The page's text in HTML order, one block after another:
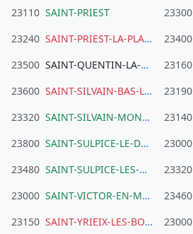
23110 SAINT-PRIEST 23300
23240 SAINT-PRIEST-LA-PLAINE 23400
23500 SAINT-QUENTIN-LA-CHABANNE 23160
23600 SAINT-SILVAIN-BAS-LE-ROC 23190
23320 SAINT-SILVAIN-MONTAIGUT 23140
23800 SAINT-SULPICE-LE-DUNOIS 23000
23480 SAINT-SULPICE-LES-CHAMPS 23320
23000 SAINT-VICTOR-EN-MARCHE 23460
23150 SAINT-YRIEIX-LES-BOIS 23000